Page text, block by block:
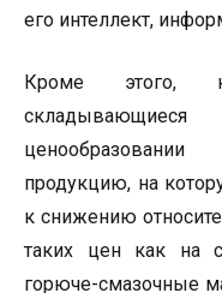
его интеллект,
Кроме этого,
складывающиеся
продукцию, на
к снижению
таких цен как на
горюче-смазочные